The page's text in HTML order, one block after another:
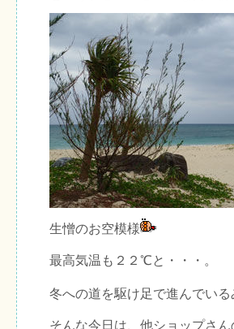
生憎のお空模様
最高気温も２２℃と・・・。
冬への道を駆け足で進んでいる
そんな今日は、他ショップさ